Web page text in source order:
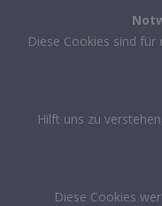
Diese Cookies sind
Hilft uns zu
Diese Cookies